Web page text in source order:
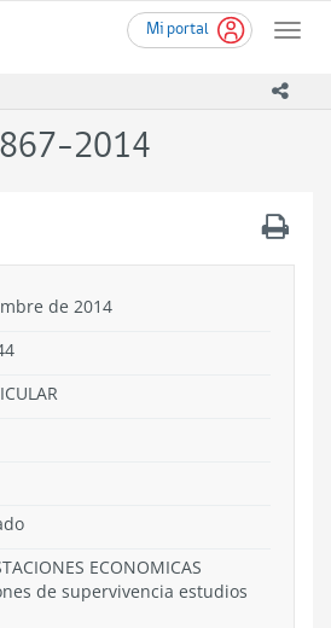
Mi portal
Toggle
2014
de 2014
ECONOMICAS
de supervivencia estudios